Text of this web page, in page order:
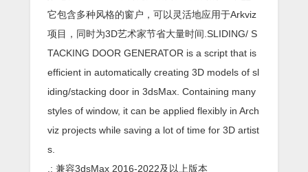
它包含多种风格的窗户，可以灵活地应用于Arkviz
项目，同时为3D艺术家节省大量时间.SLIDING/ S
TACKING DOOR GENERATOR is a script that is
efficient in automatically creating 3D models of sl
iding/stacking door in 3dsMax. Containing many
styles of window, it can be applied flexibly in Arch
viz projects while saving a lot of time for 3D artist
s.
.: 兼容3dsMax 2016-2022及以上版本